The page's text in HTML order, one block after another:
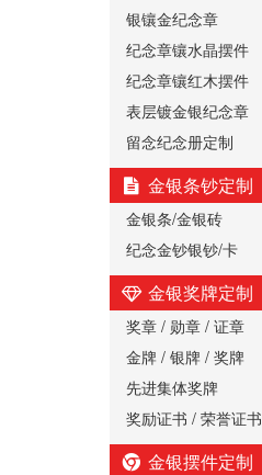
银镶金纪念章
纪念章镶水晶摆件
纪念章镶红木摆件
表层镀金银纪念章
留念纪念册定制
金银条钞定制
金银条/金银砖
纪念金钞银钞/卡
金银奖牌定制
奖章 / 勋章 / 证章
金牌 / 银牌 / 奖牌
先进集体奖牌
奖励证书 / 荣誉证书
金银摆件定制